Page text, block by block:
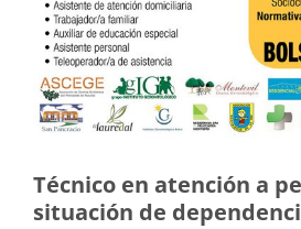
Técnico en atención a
situación de